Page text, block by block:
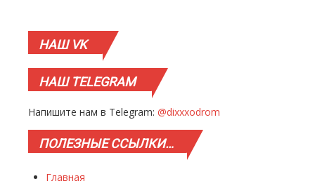
НАШVK
НАШTELEGRAM
Напишите нам в Telegram: @dixxxodrom
ПОЛЕЗНЫЕССЫЛКИ…
Главная